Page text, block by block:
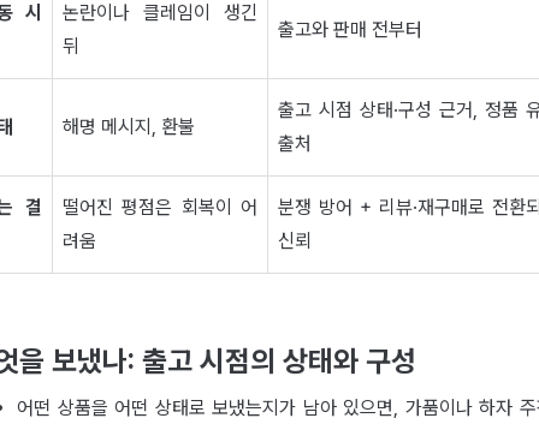
시
논란이나 클레임이 생긴
뒤
출고와 판매 전부터
해명 메시지, 환불
출고 시점 상태·구성 근거, 정품
출처
결
떨어진 평점은 회복이 어
려움
분쟁 방어 + 리뷰·재구매로 전환
신뢰
을 보냈나: 출고 시점의 상태와 구성
어떤 상품을 어떤 상태로 보냈는지가 남아 있으면, 가품이나 하자